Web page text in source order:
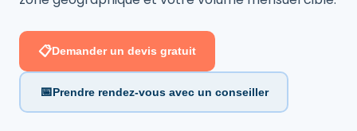
📋Demander un devis gratuit
📅Prendre rendez-vous avec un conseiller